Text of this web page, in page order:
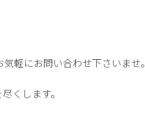
軽にお問い合わせ下さいませ。
くします。